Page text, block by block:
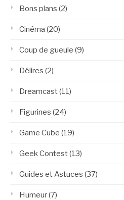
Bons plans (2)
Cinéma (20)
Coup de gueule (9)
Délires (2)
Dreamcast(11)
Figurines (24)
Game Cube (19)
Geek Contest(13)
Guides et Astuces (37)
Humeur(7)